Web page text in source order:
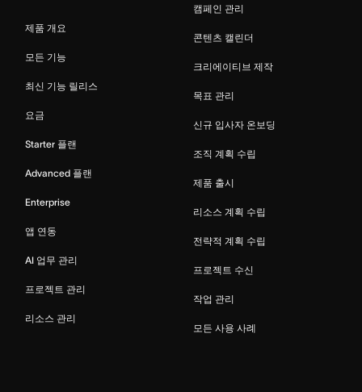
제품 개요
모든 기능
최신 기능 릴리스
요금
Starter 플랜
Advanced 플랜
Enterprise
앱 연동
AI 업무 관리
프로젝트 관리
리소스 관리
캠페인 관리
콘텐츠 캘린더
크리에이티브 제작
목표 관리
신규 입사자 온보딩
조직 계획 수립
제품 출시
리소스 계획 수립
전략적 계획 수립
프로젝트 수신
작업 관리
모든 사용 사례